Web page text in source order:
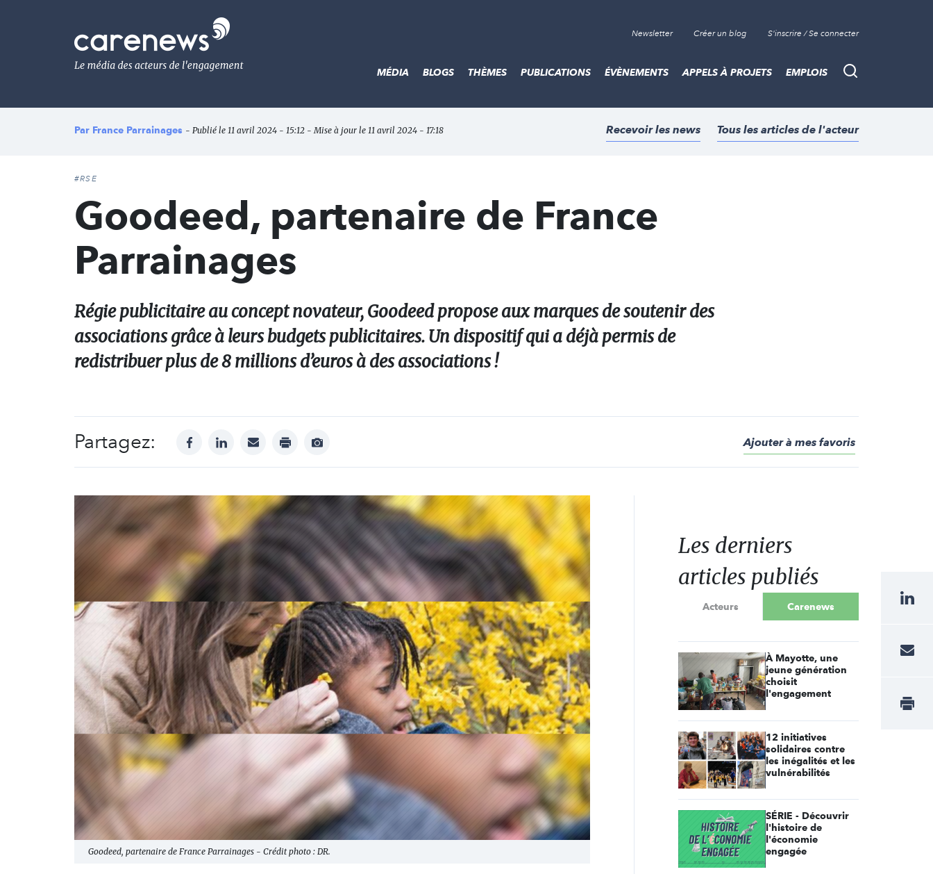
Le
média
de
l'engagement
Newsletter Créer un blog S'inscrire / Se connecter
Recherche
MÉDIA BLOGS THÈMES PUBLICATIONS ÉVÈNEMENTS APPELS À PROJETS EMPLOIS
Par France Parrainages - Publié le 11 avril 2024 - 15:12 - Mise à jour le 11 avril 2024 - 17:18 Recevoir les news Tous les articles de l'acteur
#RSE
Goodeed, partenaire de France
Parrainages
Régie publicitaire au concept novateur, Goodeed propose aux marques de soutenir des
associations grâce à leurs budgets publicitaires. Un dispositif qui a déjà permis de
redistribuer plus de 8 millions d’euros à des associations !
Partagez: facebooklinkedinmail print
Afficher
Ajouter à mes favoris
Goodeed, partenaire de France Parrainages - Crédit photo : DR.
Les derniers
articles publiés
Acteurs Carenews
À Mayotte, une
jeune génération
choisit
l'engagement
12 initiatives
solidaires contre
les inégalités et les
vulnérabilités
SÉRIE - Découvrir
l'histoire de
l'économie
engagée